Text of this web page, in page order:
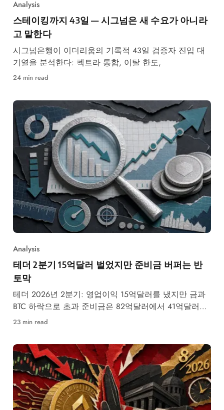
Analysis
스테이킹까지 43일 — 시그넘은 새 수요가 아니라
고 말한다
시그넘은행이 이더리움의 기록적 43일 검증자 진입 대
기열을 분석한다: 펙트라 통합, 이탈 한도,
24 min read
Analysis
테더 2분기 15억달러 벌었지만 준비금 버퍼는 반
토막
테더 2026년 2분기: 영업이익 15억달러를 냈지만 금과
BTC 하락으로 초과 준비금은 82억달러에서 41억달러로
감소.
23 min read